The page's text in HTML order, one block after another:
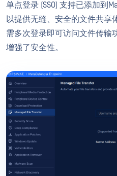
单点登录 (SSO) 支持已添加到
以提供无缝、安全的文件共享
需多次登录即可访问文件传输
增强了安全性。